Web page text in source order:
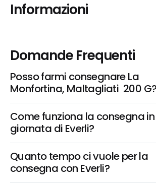
Informazioni
Domande Frequenti
Posso farmi consegnare La
Monfortina, Maltagliati  200 G?
Come funziona la consegna in
giornata di Everli?
Quanto tempo ci vuole per la
consegna con Everli?